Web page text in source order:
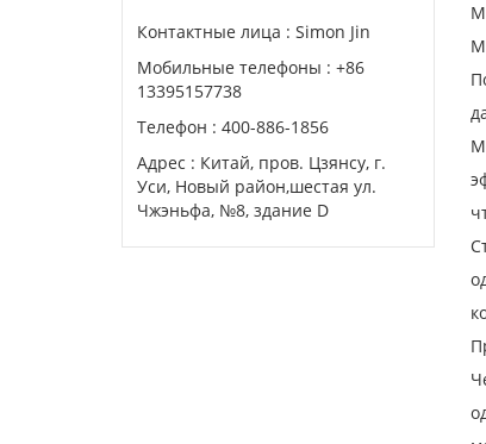
Контактные лица : Simon Jin
Мобильные телефоны : +86
13395157738
Телефон : 400-886-1856
Адрес : Китай, пров. Цзянсу, г.
Уси, Новый район,шестая ул.
Чжэньфа, №8, здание D